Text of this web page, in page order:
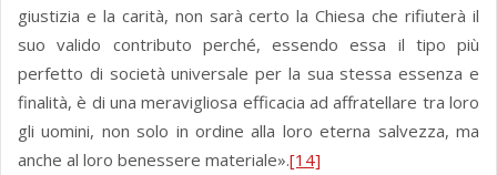
giustizia e la carità, non sarà certo la Chiesa che rifiuterà il
suo valido contributo perché, essendo essa il tipo più
perfetto di società universale per la sua stessa essenza e
finalità, è di una meravigliosa efficacia ad affratellare tra loro
gli uomini, non solo in ordine alla loro eterna salvezza, ma
anche al loro benessere materiale».[14]